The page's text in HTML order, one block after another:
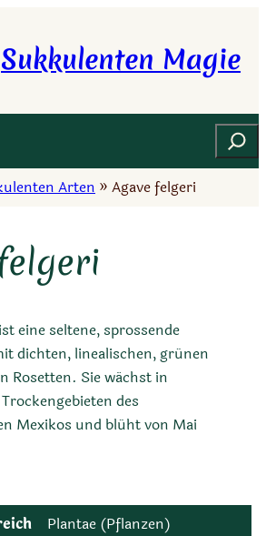
Sukkulenten Magie
Suchen
Arten » Agave felgeri
eine seltene, sprossende
dichten, linealischen, grünen
Rosetten. Sie wächst in
des
Mexikos und blüht von Mai
Plantae (Pflanzen)